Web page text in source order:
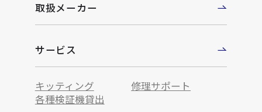
取扱メーカー
サービス
キッティング
修理サポート
各種検証機貸出